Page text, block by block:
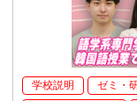
学校説明 ゼミ・